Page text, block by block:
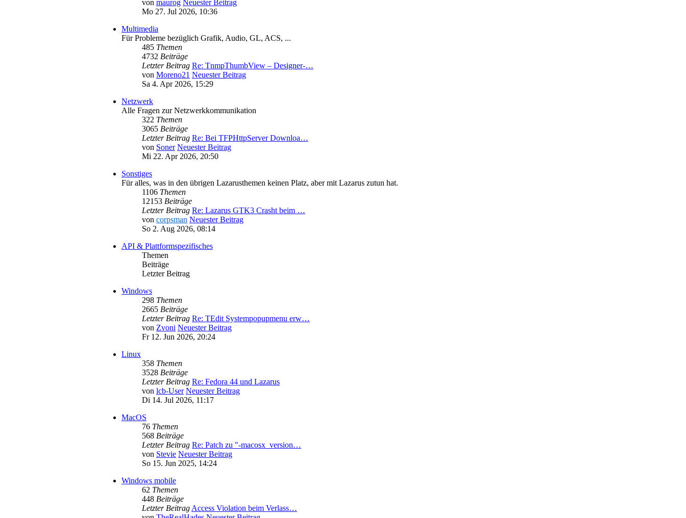
von maurog Neuester Beitrag
Mo 27. Jul 2026, 10:36
Multimedia
Für Probleme bezüglich Grafik, Audio, GL, ACS, ...
485 Themen
4732 Beiträge
Letzter Beitrag Re: TnmpThumbView – Designer-…
von Moreno21 Neuester Beitrag
Sa 4. Apr 2026, 15:29
Netzwerk
Alle Fragen zur Netzwerkkommunikation
322 Themen
3065 Beiträge
Letzter Beitrag Re: Bei TFPHttpServer Downloa…
von Soner Neuester Beitrag
Mi 22. Apr 2026, 20:50
Sonstiges
Für alles, was in den übrigen Lazarusthemen keinen Platz, aber mit Lazarus zutun hat.
1106 Themen
12153 Beiträge
Letzter Beitrag Re: Lazarus GTK3 Crasht beim …
von corpsman Neuester Beitrag
So 2. Aug 2026, 08:14
API & Plattformspezifisches
Themen
Beiträge
Letzter Beitrag
Windows
298 Themen
2665 Beiträge
Letzter Beitrag Re: TEdit Systempopupmenu erw…
von Zvoni Neuester Beitrag
Fr 12. Jun 2026, 20:24
Linux
358 Themen
3528 Beiträge
Letzter Beitrag Re: Fedora 44 und Lazarus
von lcb-User Neuester Beitrag
Di 14. Jul 2026, 11:17
MacOS
76 Themen
568 Beiträge
Letzter Beitrag Re: Patch zu "-macosx_version…
von Stevie Neuester Beitrag
So 15. Jun 2025, 14:24
Windows mobile
62 Themen
448 Beiträge
Letzter BeitragAccess Violation beim Verlass…